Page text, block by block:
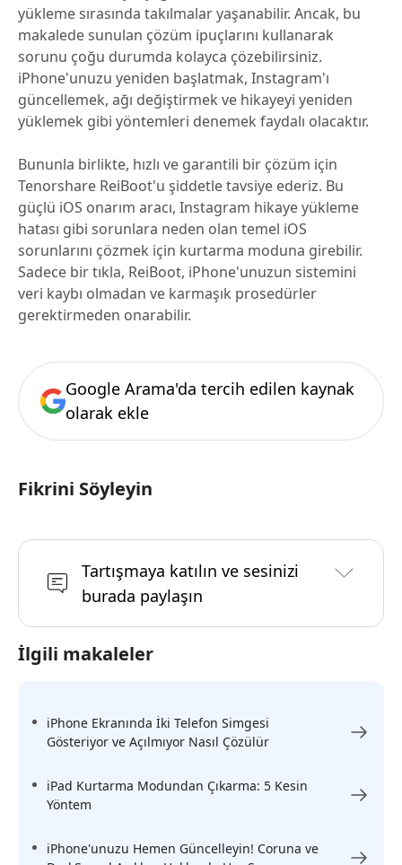
yükleme sırasında takılmalar yaşanabilir. Ancak, bu
makalede sunulan çözüm ipuçlarını kullanarak
sorunu çoğu durumda kolayca çözebilirsiniz.
iPhone'unuzu yeniden başlatmak, Instagram'ı
güncellemek, ağı değiştirmek ve hikayeyi yeniden
yüklemek gibi yöntemleri denemek faydalı olacaktır.
Bununla birlikte, hızlı ve garantili bir çözüm için
Tenorshare ReiBoot'u şiddetle tavsiye ederiz. Bu
güçlü iOS onarım aracı, Instagram hikaye yükleme
hatası​ gibi sorunlara neden olan temel iOS
sorunlarını çözmek için kurtarma moduna girebilir.
Sadece bir tıkla, ReiBoot, iPhone'unuzun sistemini
veri kaybı olmadan ve karmaşık prosedürler
gerektirmeden onarabilir.
Google Arama'da tercih edilen kaynak
olarak ekle
Fikrini Söyleyin
Tartışmaya katılın ve sesinizi
burada paylaşın
İlgili makaleler
iPhone Ekranında İki Telefon Simgesi
Gösteriyor ve Açılmıyor Nasıl Çözülür
iPad Kurtarma Modundan Çıkarma: 5 Kesin
Yöntem
iPhone'unuzu Hemen Güncelleyin! Coruna ve